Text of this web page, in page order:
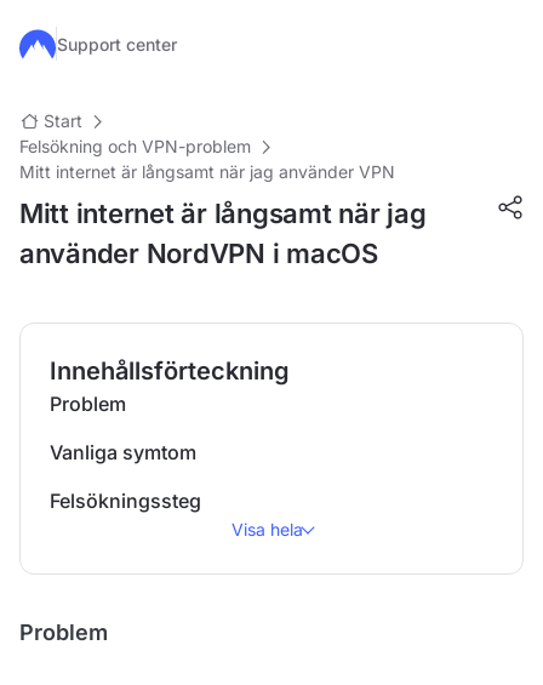
Hoppa till huvudinnehåll
Support center
Start
Felsökning och VPN-problem
Mitt internet är långsamt när jag använder VPN
Mitt internet är långsamt när jag
använder NordVPN i macOS
Innehållsförteckning
Problem
Vanliga symtom
Felsökningssteg
Visa hela
Problem